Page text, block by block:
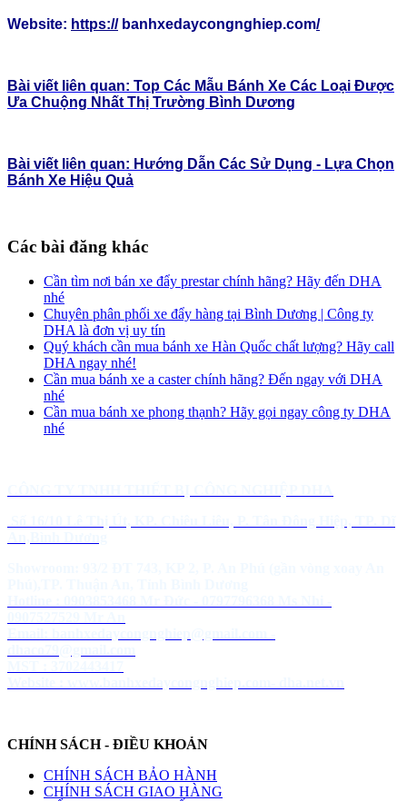
Website: https://banhxedaycongnghiep.com/
Bài viết liên quan: Top Các Mẫu Bánh Xe Các Loại Được
Ưa Chuộng Nhất Thị Trường Bình Dương
Bài viết liên quan: Hướng Dẫn Các Sử Dụng - Lựa Chọn
Bánh Xe Hiệu Quả
Các bài đăng khác
Cần tìm nơi bán xe đẩy prestar chính hãng? Hãy đến DHA
nhé
Chuyên phân phối xe đẩy hàng tại Bình Dương | Công ty
DHA là đơn vị uy tín
Quý khách cần mua bánh xe Hàn Quốc chất lượng? Hãy call
DHA ngay nhé!
Cần mua bánh xe a caster chính hãng? Đến ngay với DHA
nhé
Cần mua bánh xe phong thạnh? Hãy gọi ngay công ty DHA
nhé
CHÍNH SÁCH - ĐIỀU KHOẢN
CHÍNH SÁCH BẢO HÀNH
CHÍNH SÁCH GIAO HÀNG